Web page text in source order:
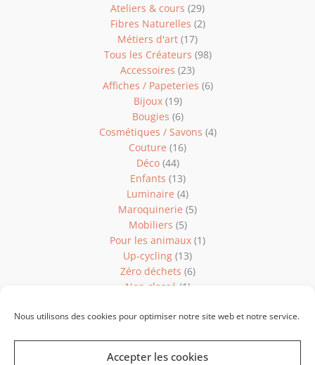
Nous utilisons des cookies pour optimiser notre site web et notre service.
Accepter les cookies
Ateliers & cours (29)
Fibres Naturelles (2)
Métiers d'art (17)
Tous les Créateurs (98)
Accessoires (23)
Affiches / Papeteries (6)
Bijoux(19)
Bougies (6)
Cosmétiques / Savons (4)
Couture (16)
Déco(44)
Enfants (13)
Luminaire (4)
Maroquinerie (5)
Mobiliers (5)
Pour les animaux (1)
Up-cycling (13)
Zéro déchets (6)
Non classé (1)